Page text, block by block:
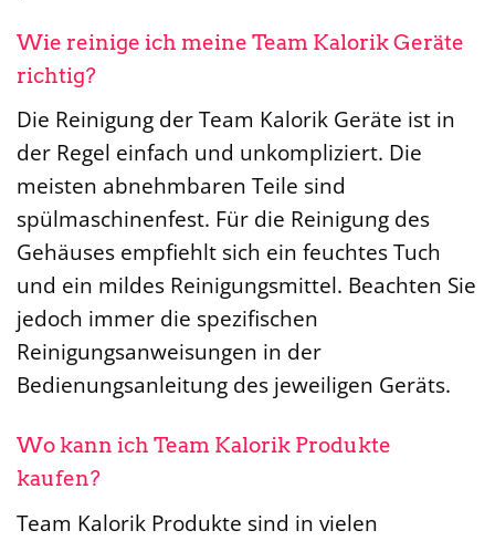
Wie reinige ich meine Team Kalorik Geräte
richtig?
Die Reinigung der Team Kalorik Geräte ist in
der Regel einfach und unkompliziert. Die
meisten abnehmbaren Teile sind
spülmaschinenfest. Für die Reinigung des
Gehäuses empfiehlt sich ein feuchtes Tuch
und ein mildes Reinigungsmittel. Beachten Sie
jedoch immer die spezifischen
Reinigungsanweisungen in der
Bedienungsanleitung des jeweiligen Geräts.
Wo kann ich Team Kalorik Produkte
kaufen?
Team Kalorik Produkte sind in vielen